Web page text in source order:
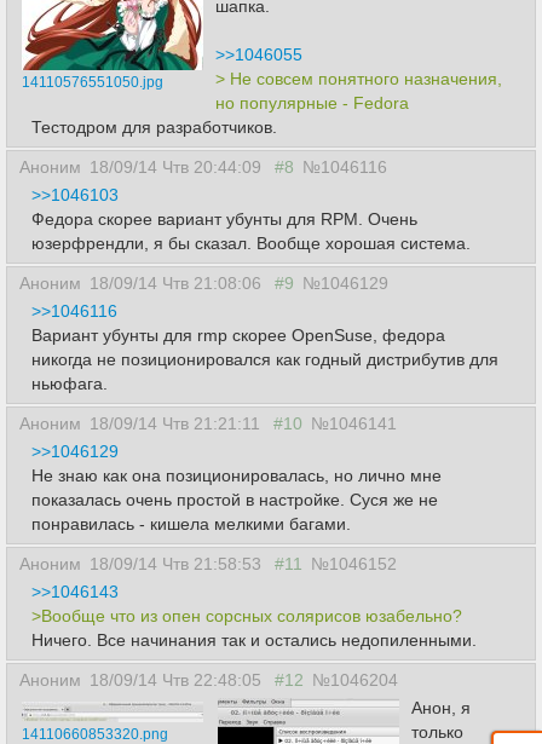
14110576551050.jpg
шапка.
>>1046055
> Не совсем понятного назначения,
но популярные - Fedora
Тестодром для разработчиков.
Аноним 18/09/14 Чтв 20:44:09 #8 №1046116
>>1046103
Федора скорее вариант убунты для RPM. Очень
юзерфрендли, я бы сказал. Вообще хорошая система.
Аноним 18/09/14 Чтв 21:08:06 #9 №1046129
>>1046116
Вариант убунты для rmp скорее OpenSuse, федора
никогда не позиционировался как годный дистрибутив для
ньюфага.
Аноним 18/09/14 Чтв 21:21:11 #10 №1046141
>>1046129
Не знаю как она позиционировалась, но лично мне
показалась очень простой в настройке. Суся же не
понравилась - кишела мелкими багами.
Аноним 18/09/14 Чтв 21:58:53 #11
№1046152
>>1046143
>Вообще что из опен сорсных солярисов юзабельно?
Ничего. Все начинания так и остались недопиленными.
Аноним 18/09/14 Чтв 22:48:05 #12 №1046204
14110660853320.png
Анон, я
только